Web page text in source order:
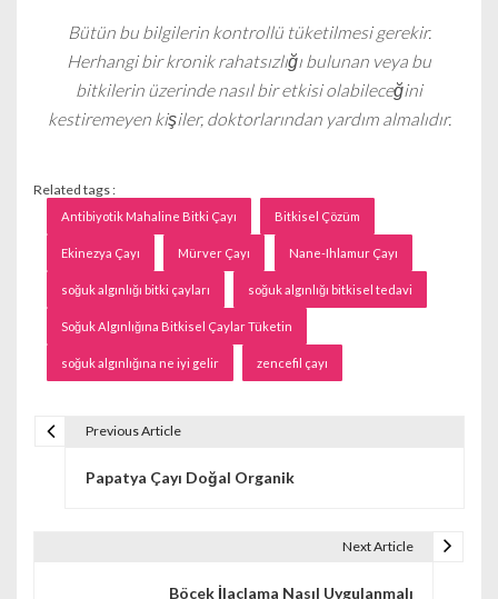
Bütün bu bilgilerin kontrollü tüketilmesi gerekir.
Herhangi bir kronik rahatsızlığı bulunan veya bu
bitkilerin üzerinde nasıl bir etkisi olabileceğini
kestiremeyen kişiler, doktorlarından yardım almalıdır.
Related tags :
Antibiyotik Mahaline Bitki Çayı Bitkisel Çözüm
Ekinezya Çayı Mürver Çayı Nane-Ihlamur Çayı
soğuk algınlığı bitki çayları soğuk algınlığı bitkisel tedavi
Soğuk Algınlığına Bitkisel Çaylar Tüketin
soğuk algınlığına ne iyi gelir zencefil çayı
Previous Article
Papatya Çayı Doğal Organik
Next Article
Böcek İlaçlama Nasıl Uygulanmalı